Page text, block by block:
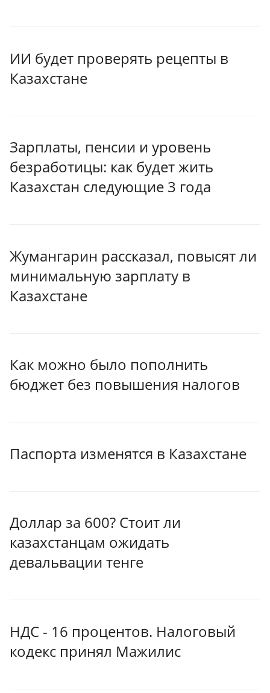
ИИ будет проверять рецепты в
Казахстане
Зарплаты, пенсии и уровень
безработицы: как будет жить
Казахстан следующие 3 года
Жумангарин рассказал, повысят ли
минимальную зарплату в
Казахстане
Как можно было пополнить
бюджет без повышения налогов
Паспорта изменятся в Казахстане
Доллар за 600? Стоит ли
казахстанцам ожидать
девальвации тенге
НДС - 16 процентов. Налоговый
кодекс принял Мажилис